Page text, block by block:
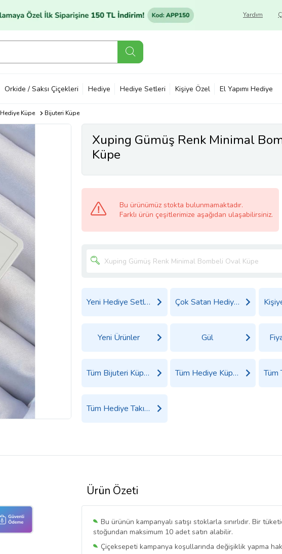
Yardım
Orkide / Saksı Çiçekleri Hediye Hediye Setleri Kişiye Özel El Yapımı Hediye
Hediye Küpe Bijuteri Küpe
Xuping Gümüş Renk Minimal
Küpe
Bu ürünümüz stokta bulunmamaktadır.
Farklı ürün çeşitlerimize aşağıdan ulaşabilirsiniz.
Yeni Hediye Setleri Çok Satan Hediyeler
Yeni Ürünler Gül
Tüm Bijuteri Küpe Ürünleri Tüm Hediye Küpe Ürünleri
Tüm Hediye Takı, Saat ve Aksesuar Ürünleri
Ürün Özeti
Bu ürünün kampanyalı satışı stoklarla sınırlıdır. Bir
stoğundan maksimum 10 adet satın alabilir.
Çiçeksepeti kampanya koşullarında değişiklik yapma